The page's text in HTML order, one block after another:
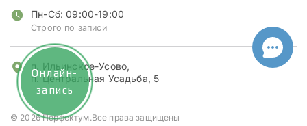
Пн-Сб: 09:00-19:00
Строго по записи
п. Ильинское-Усово,
п. Центральная Усадьба, 5
© 2026 Перфектум.Все права защищены
Онлайн-
запись